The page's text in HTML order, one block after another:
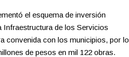
el esquema de inversión
Infraestructura de los Servicios
convenida con los municipios, por lo
de pesos en mil 122 obras.